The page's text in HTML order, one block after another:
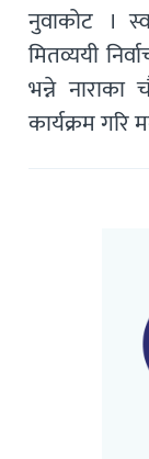
नुवाकोट ।
मितव्ययी
भन्ने नाराका
कार्यक्रम गरि